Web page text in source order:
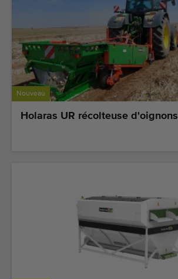
Nouveau
Holaras UR récolteuse d'oignons